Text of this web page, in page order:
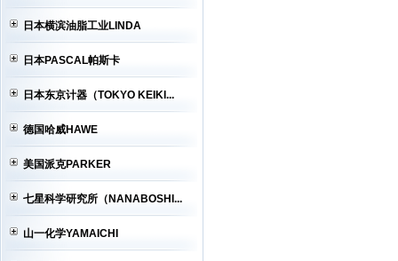
日本横滨油脂工业LINDA
日本PASCAL帕斯卡
日本东京计器（TOKYO KEIKI...
德国哈威HAWE
美国派克PARKER
七星科学研究所（NANABOSHI...
山一化学YAMAICHI